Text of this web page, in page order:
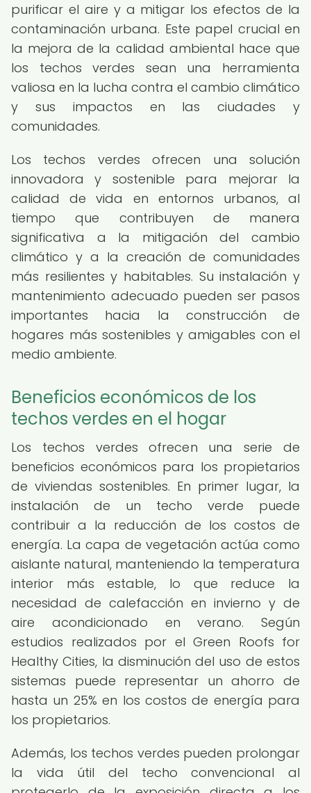
purificar el aire y a mitigar los efectos de la
contaminación urbana. Este papel crucial en
la mejora de la calidad ambiental hace que
los techos verdes sean una herramienta
valiosa en la lucha contra el cambio climático
y sus impactos en las ciudades y
comunidades.
Los techos verdes ofrecen una solución
innovadora y sostenible para mejorar la
calidad de vida en entornos urbanos, al
tiempo que contribuyen de manera
significativa a la mitigación del cambio
climático y a la creación de comunidades
más resilientes y habitables. Su instalación y
mantenimiento adecuado pueden ser pasos
importantes hacia la construcción de
hogares más sostenibles y amigables con el
medio ambiente.
Beneficios económicos de los
techos verdes en el hogar
Los techos verdes ofrecen una serie de
beneficios económicos para los propietarios
de viviendas sostenibles. En primer lugar, la
instalación de un techo verde puede
contribuir a la reducción de los costos de
energía. La capa de vegetación actúa como
aislante natural, manteniendo la temperatura
interior más estable, lo que reduce la
necesidad de calefacción en invierno y de
aire acondicionado en verano. Según
estudios realizados por el Green Roofs for
Healthy Cities, la disminución del uso de estos
sistemas puede representar un ahorro de
hasta un 25% en los costos de energía para
los propietarios.
Además, los techos verdes pueden prolongar
la vida útil del techo convencional al